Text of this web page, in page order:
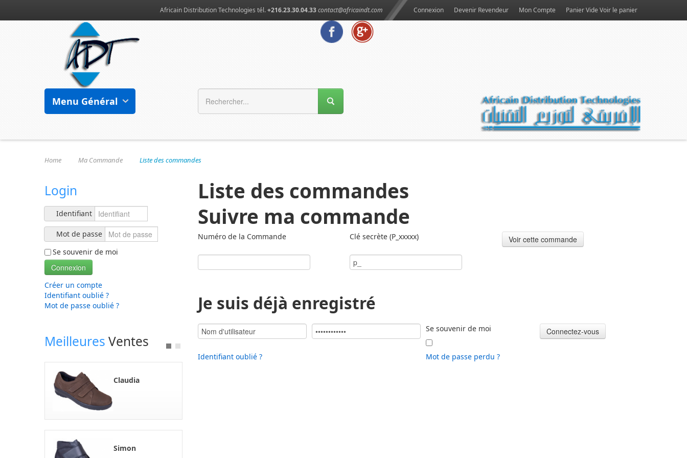
Panier Vide Voir le panier
Connexion Devenir Revendeur Mon Compte
Africain Distribution Technologies tél.+216.23.30.04.33contact@africaindt.com
Menu Général
Home Ma Commande Liste des commandes
Login
Identifiant
Mot de passe
Se souvenir de moi
Connexion
Créer un compte
Identifiant oublié ?
Mot de passe oublié ?
Meilleures Ventes
Claudia
Simon
Liste des commandes
Suivre ma commande
Numéro de la Commande Clé secrète (P_xxxxx)
Je suis déjà enregistré
Se souvenir de moi
Identifiant oublié ? Mot de passe perdu ?